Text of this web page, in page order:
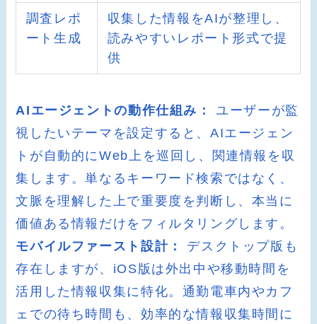
調査レポ
ート生成
収集した情報をAIが整理し、
読みやすいレポート形式で提
供
AIエージェントの動作仕組み：
ユーザーが監
視したいテーマを設定すると、AIエージェン
トが自動的にWeb上を巡回し、関連情報を収
集します。単なるキーワード検索ではなく、
文脈を理解した上で重要度を判断し、本当に
価値ある情報だけをフィルタリングします。
モバイルファースト設計：
デスクトップ版も
存在しますが、iOS版は外出中や移動時間を
活用した情報収集に特化。通勤電車内やカフ
ェでの待ち時間も、効率的な情報収集時間に